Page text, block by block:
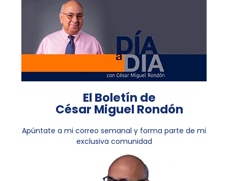
El Boletín de
César Miguel Rondón
Apúntate a mi correo semanal y forma parte de mi
exclusiva comunidad